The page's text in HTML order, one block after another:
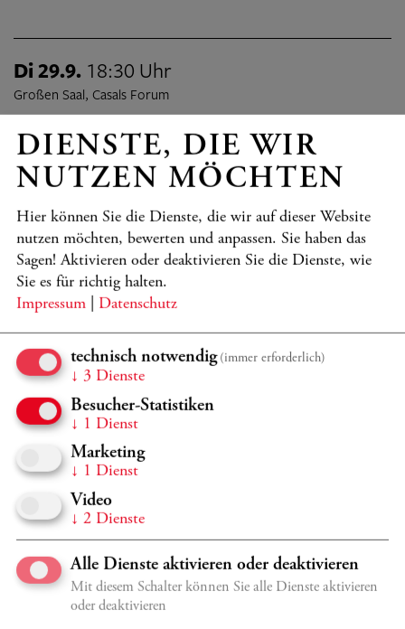
Di 29.9. 18:30 Uhr
Großen Saal, Casals Forum
ILLUMINATION
Bendix-Balgley, Ensemble Resonanz, Minasi, Prohaska
Programmdetails TICKETS
JETZT KONZERTPAKET MIT 20% RABATT BUCHEN
Di 29.9.20:30 Uhr
Großer Saal, Casals Forum
2026/2027 KRONBERG FESTIVAL - K16
SCHICKSAL
Altstaedt, Ensemble Resonanz, Minasi
Programmdetails
JETZT KONZERTPAKET MIT 20% RABATT BUCHEN
DIENSTE, DIE WIR
NUTZEN MÖCHTEN
Hier können Sie die Dienste, die wir auf dieser Website
nutzen möchten, bewerten und anpassen. Sie haben das
Sagen! Aktivieren oder deaktivieren Sie die Dienste, wie
Sie es für richtig halten.
Impressum
Datenschutz
technisch notwendig (immer erforderlich)
↓ 3 Dienste
Besucher-Statistiken
↓ 1 Dienst
Marketing
↓ 1 Dienst
Video
↓ 2 Dienste
Alle Dienste aktivieren oder deaktivieren
Mit diesem Schalter können Sie alle Dienste aktivieren
oder deaktivieren